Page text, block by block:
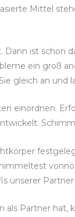
Mittel
ist schon
ein groß
gleich an und
einordnen.
unserer
Partner